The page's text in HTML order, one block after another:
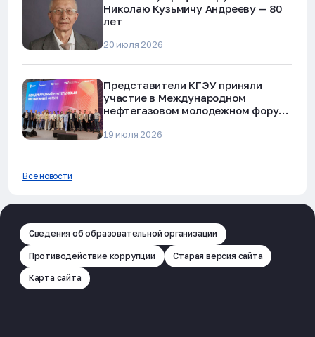
Николаю Кузьмичу Андрееву — 80
лет
20 июля 2026
Представители КГЭУ приняли
участие в Международном
нефтегазовом молодежном форуме
19 июля 2026
Все новости
Сведения об образовательной организации
Противодействие коррупции Старая версия сайта
Карта сайта